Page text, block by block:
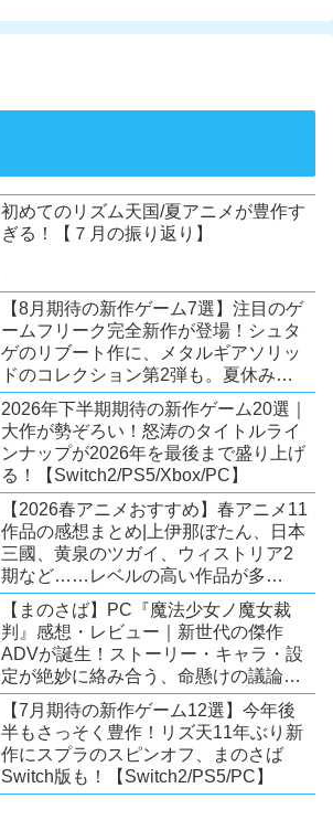
初めてのリズム天国/夏アニメが豊作す
ぎる！【７月の振り返り】
【8月期待の新作ゲーム7選】注目のゲ
ームフリーク完全新作が登場！シュタ
ゲのリブート作に、メタルギアソリッ
ドのコレクション第2弾も。夏休みを
盛り上げるタイトル大集合！
【Switch2/PS5/PC】
2026年下半期期待の新作ゲーム20選｜
大作が勢ぞろい！怒涛のタイトルライ
ンナップが2026年を最後まで盛り上げ
る！【Switch2/PS5/Xbox/PC】
【2026春アニメおすすめ】春アニメ11
作品の感想まとめ|上伊那ぼたん、日本
三國、黄泉のツガイ、ウィストリア2
期など……レベルの高い作品が多
い！？
【まのさば】PC『魔法少女ノ魔女裁
判』感想・レビュー｜新世代の傑作
ADVが誕生！ストーリー・キャラ・設
定が絶妙に絡み合う、命懸けの議論ミ
ステリー【PC/Switch】
【7月期待の新作ゲーム12選】今年後
半もさっそく豊作！リズ天11年ぶり新
作にスプラのスピンオフ、まのさば
Switch版も！【Switch2/PS5/PC】